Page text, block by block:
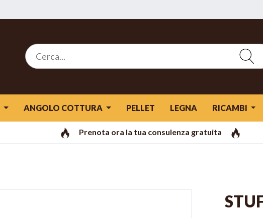
ANGOLO COTTURA PELLET LEGNA RICAMBI
Prenota ora la tua consulenza gratuita